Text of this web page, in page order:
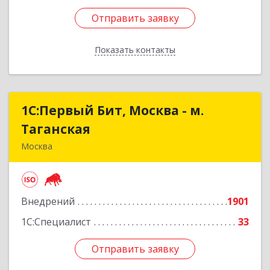
Отправить заявку
Показать контакты
Отправить заявку
Назад
1С:Первый Бит, Москва - м.
Таганская
Москва
Внедрений
1901
1С:Специалист
33
Отправить заявку
1С:Первый Бит, Москва - м.
Подробнее
Отправить заявку